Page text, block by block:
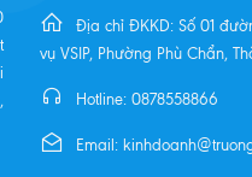
Địa chỉ ĐKKD: Số 01
vụ VSIP, Phường Phù Chẩn,
Hotline: 0878558866
Email: